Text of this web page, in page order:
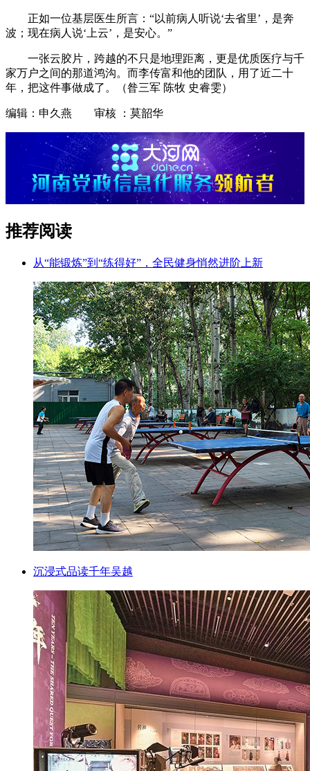
正如一位基层医生所言：“以前病人听说‘去省里’，是奔
波；现在病人说‘上云’，是安心。”
一张云胶片，跨越的不只是地理距离，更是优质医疗与千
家万户之间的那道鸿沟。而李传富和他的团队，用了近二十
年，把这件事做成了。（昝三军 陈牧 史睿雯）
编辑：申久燕 审核 ：莫韶华
推荐阅读
从“能锻炼”到“练得好”，全民健身悄然进阶上新
沉浸式品读千年吴越